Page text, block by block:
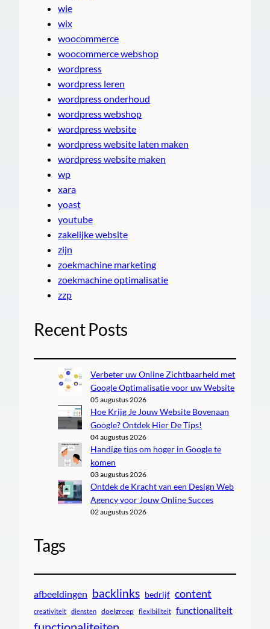
wie
wix
woocommerce
woocommerce webshop
wordpress
wordpress leren
wordpress onderhoud
wordpress webshop
wordpress website
wordpress website laten maken
wordpress website maken
wp
xara
yoast
youtube
zakelijke website
zijn
zoekmachine marketing
zoekmachine optimalisatie
zzp
Recent Posts
Verbeter uw Online Zichtbaarheid met
Google Optimalisatie voor uw Website
05 augustus 2026
Hoe Krijg Je Jouw Website Bovenaan
Google? Ontdek Hier De Tips!
04 augustus 2026
Handige tips om hoger in Google te
komen
03 augustus 2026
Ontdek de Kracht van een Design Web
Agency voor Jouw Online Succes
02 augustus 2026
Tags
afbeeldingen backlinks bedrijf content
creativiteit diensten doelgroep flexibiliteit functionaliteit